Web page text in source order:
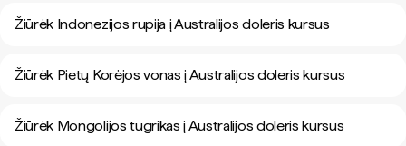
Žiūrėk Indonezijos rupija į Australijos doleris kursus
Žiūrėk Pietų Korėjos vonas į Australijos doleris kursus
Žiūrėk Mongolijos tugrikas į Australijos doleris kursus